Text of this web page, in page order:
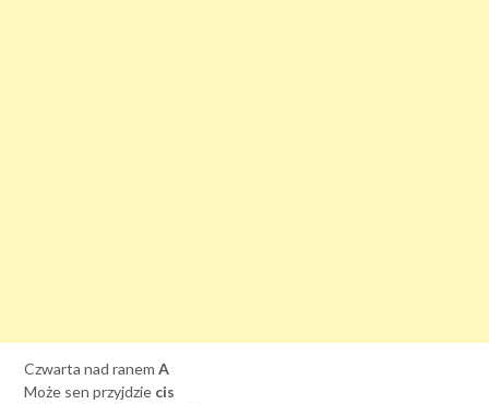
Czwarta nad ranemA
Może sen przyjdzie cis